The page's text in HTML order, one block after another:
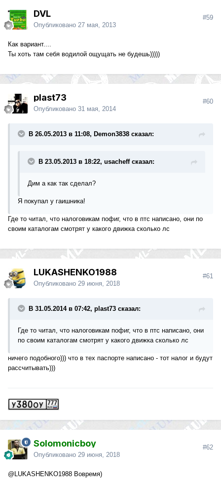
DVL
Опубликовано 27 мая, 2013
#59
Как вариант....
Ты хоть там себя водилой ощущать не будешь)))))
plast73
Опубликовано 31 мая, 2014
#60
В 26.05.2013 в 11:08, Demon3838 сказал:
В 23.05.2013 в 18:22, usacheff сказал:
Дим а как так сделал?
Я покупал у гаишника!
Где то читал, что налоговикам пофиг, что в птс написано, они по
своим каталогам смотрят у какого движка сколько лс
LUKASHENKO1988
Опубликовано 29 июня, 2018
#61
В 31.05.2014 в 07:42, plast73 сказал:
Где то читал, что налоговикам пофиг, что в птс написано, они
по своим каталогам смотрят у какого движка сколько лс
ничего подобного))) что в тех паспорте написано - тот налог и будут
рассчитывать)))
Solomonicboy
Опубликовано 29 июня, 2018
#62
@LUKASHENKO1988 Вовремя)